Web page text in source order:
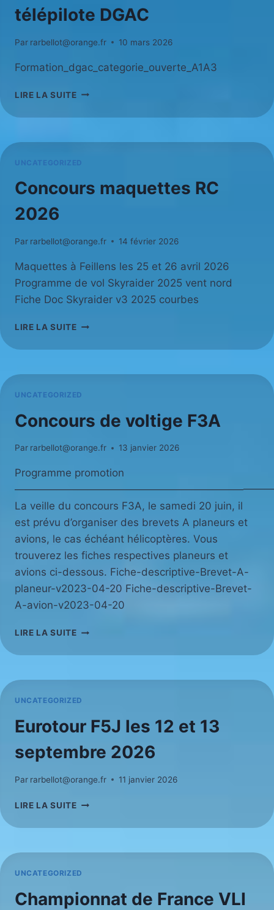
télépilote DGAC
Par rarbellot@orange.fr 10 mars 2026
Formation_dgac_categorie_ouverte_A1A3
LIRE LA SUITEFORMATION
LIGNE
TÉLÉPILOTE
UNCATEGORIZED
Concours maquettes RC
2026
Par rarbellot@orange.fr 14 février 2026
Maquettes à Feillens les 25 et 26 avril 2026
Programme de vol Skyraider 2025 vent nord
Fiche Doc Skyraider v3 2025 courbes
LIRE LA SUITECONCOURS
RC
UNCATEGORIZED
Concours de voltige F3A
Par rarbellot@orange.fr 13 janvier 2026
Programme promotion
La veille du concours F3A, le samedi 20 juin, il
est prévu d’organiser des brevets A planeurs et
avions, le cas échéant hélicoptères. Vous
trouverez les fiches respectives planeurs et
avions ci-dessous. Fiche-descriptive-Brevet-A-
planeur-v2023-04-20 Fiche-descriptive-Brevet-
A-avion-v2023-04-20
LIRE LA SUITECONCOURS
VOLTIGE
UNCATEGORIZED
Eurotour F5J les 12 et 13
septembre 2026
Par rarbellot@orange.fr 11 janvier 2026
LIRE LA SUITEEUROTOUR
LES
ET
2026
UNCATEGORIZED
Championnat de France VLI